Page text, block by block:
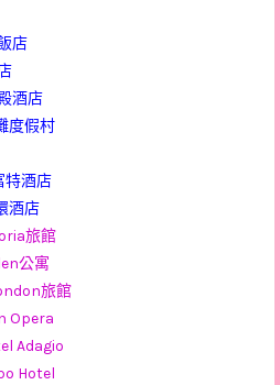
店
酒店
度假村
特酒店
酒店
旅館
公寓
旅館
Opera
Adagio
Hotel